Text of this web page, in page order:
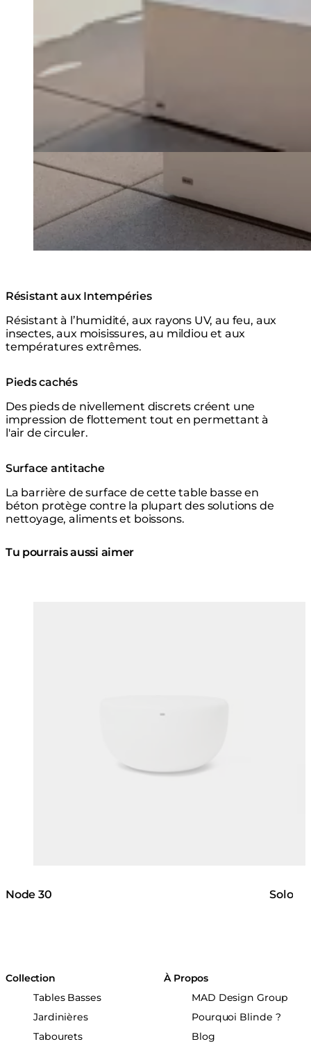
Résistant aux Intempéries
Résistant à l’humidité, aux rayons UV, au feu, aux
insectes, aux moisissures, au mildiou et aux
températures extrêmes.
Pieds cachés
Des pieds de nivellement discrets créent une
impression de flottement tout en permettant à
l'air de circuler.
Surface antitache
La barrière de surface de cette table basse en
béton protège contre la plupart des solutions de
nettoyage, aliments et boissons.
Tu pourrais aussi aimer
Node 30 Solo
Collection
Tables Basses
Jardinières
Tabourets
À Propos
MAD Design Group
Pourquoi Blinde ?
Blog